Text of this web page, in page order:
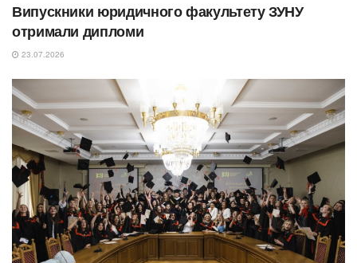
Випускники юридичного факультету ЗУНУ
отримали дипломи
23.07.2026